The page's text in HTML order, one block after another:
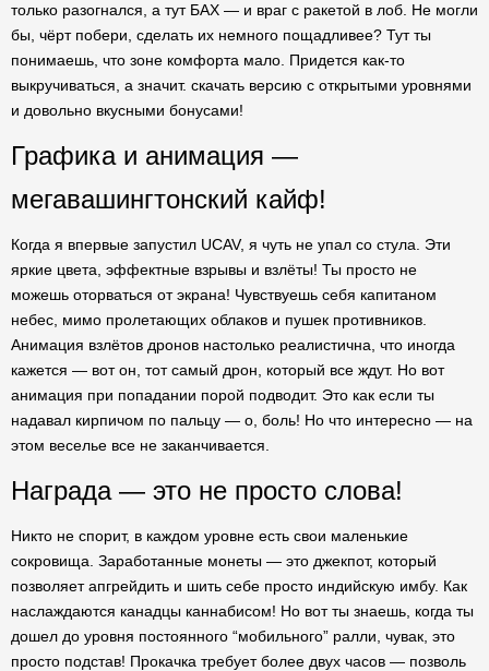
только разогнался, а тут БАХ — и враг с ракетой в лоб. Не могли
бы, чёрт побери, сделать их немного пощадливее? Тут ты
понимаешь, что зоне комфорта мало. Придется как-то
выкручиваться, а значит. скачать версию с открытыми уровнями
и довольно вкусными бонусами!
Графика и анимация —
мегавашингтонский кайф!
Когда я впервые запустил UCAV, я чуть не упал со стула. Эти
яркие цвета, эффектные взрывы и взлёты! Ты просто не
можешь оторваться от экрана! Чувствуешь себя капитаном
небес, мимо пролетающих облаков и пушек противников.
Анимация взлётов дронов настолько реалистична, что иногда
кажется — вот он, тот самый дрон, который все ждут. Но вот
анимация при попадании порой подводит. Это как если ты
надавал кирпичом по пальцу — о, боль! Но что интересно — на
этом веселье все не заканчивается.
Награда — это не просто слова!
Никто не спорит, в каждом уровне есть свои маленькие
сокровища. Заработанные монеты — это джекпот, который
позволяет апгрейдить и шить себе просто индийскую имбу. Как
наслаждаются канадцы каннабисом! Но вот ты знаешь, когда ты
дошел до уровня постоянного “мобильного” ралли, чувак, это
просто подстав! Прокачка требует более двух часов — позволь